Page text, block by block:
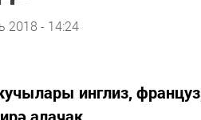
2018 - 14:24
инглиз,